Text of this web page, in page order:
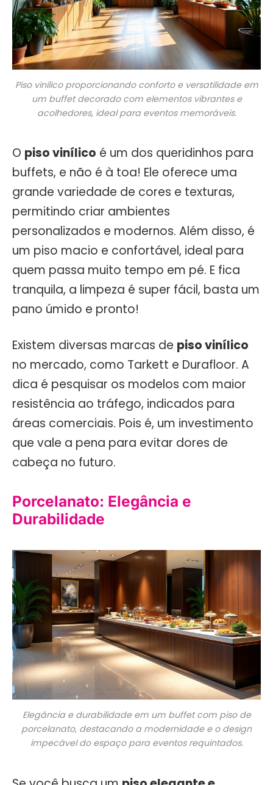
Piso vinílico proporcionando conforto e versatilidade em
um buffet decorado com elementos vibrantes e
acolhedores, ideal para eventos memoráveis.
O piso vinílico é um dos queridinhos para
buffets, e não é à toa! Ele oferece uma
grande variedade de cores e texturas,
permitindo criar ambientes
personalizados e modernos. Além disso, é
um piso macio e confortável, ideal para
quem passa muito tempo em pé. E fica
tranquila, a limpeza é super fácil, basta um
pano úmido e pronto!
Existem diversas marcas de piso vinílico
no mercado, como Tarkett e Durafloor. A
dica é pesquisar os modelos com maior
resistência ao tráfego, indicados para
áreas comerciais. Pois é, um investimento
que vale a pena para evitar dores de
cabeça no futuro.
Porcelanato: Elegância e
Durabilidade
Elegância e durabilidade em um buffet com piso de
porcelanato, destacando a modernidade e o design
impecável do espaço para eventos requintados.